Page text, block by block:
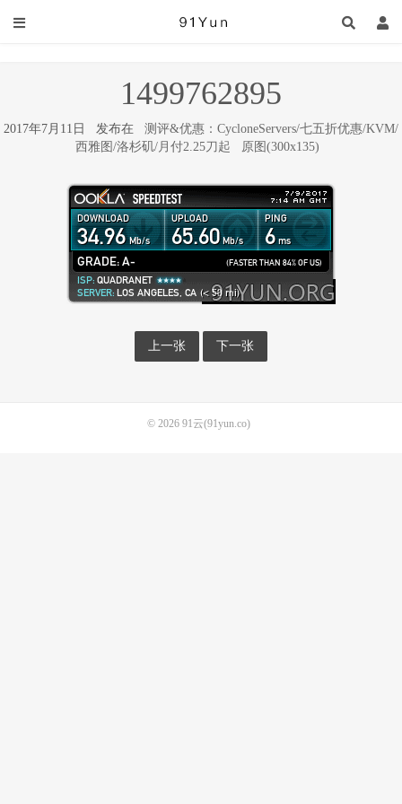
1499762895
2017年7月11日 发布在 测评&优惠：CycloneServers/七五折优惠/KVM/
西雅图/洛杉矶/月付2.25刀起
原图(300x135)
上一张 下一张
© 2026 91云(91yun.co)